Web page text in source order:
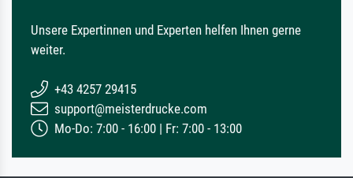
Unsere Expertinnen und Experten helfen Ihnen gerne
weiter.
+43 4257 29415
support@meisterdrucke.com
Mo-Do: 7:00 - 16:00 | Fr: 7:00 - 13:00